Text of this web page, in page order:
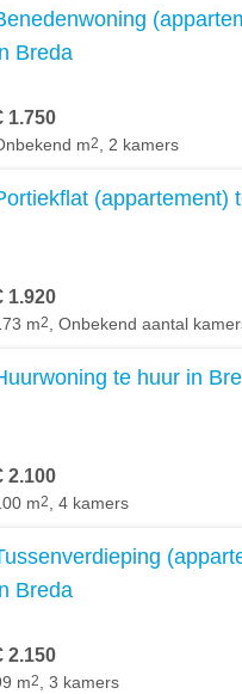
Breda
1.750
m2 , 2 kamers
(appartement)
1.920
m2 , Onbekend aantal
te huur in
2.100
m2 , 4 kamers
Breda
2.150
m2 , 3 kamers